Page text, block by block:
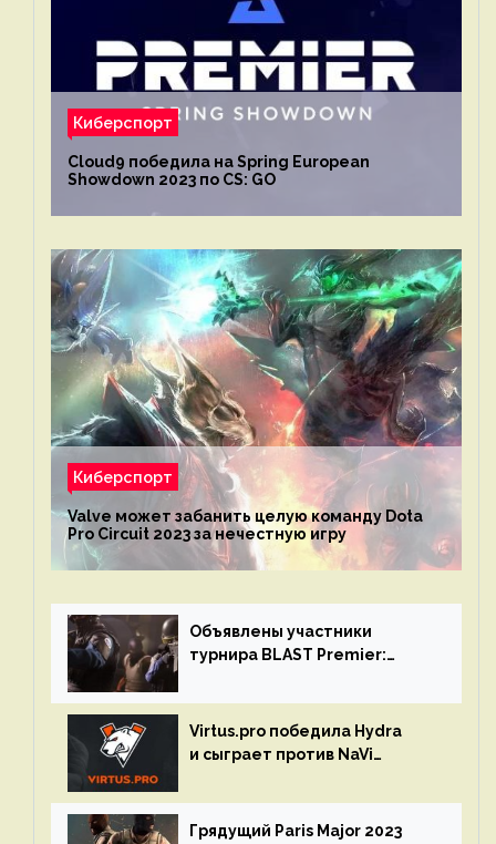
Киберспорт
Cloud9 победила на Spring European
Showdown 2023 по CS: GO
Киберспорт
Valve может забанить целую команду Dota
Pro Circuit 2023 за нечестную игру
Объявлены участники
турнира BLAST Premier:
Virtus.pro победила Hydra
и сыграет против NaVi
Грядущий Paris Major 2023